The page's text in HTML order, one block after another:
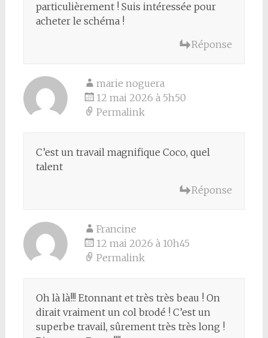
particulièrement ! Suis intéressée pour
acheter le schéma !
Réponse
marie noguera
12 mai 2026 à 5h50
Permalink
C’est un travail magnifique Coco, quel
talent
Réponse
Francine
12 mai 2026 à 10h45
Permalink
Oh là là!!! Etonnant et très très beau ! On
dirait vraiment un col brodé ! C’est un
superbe travail, sûrement très très long !